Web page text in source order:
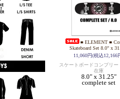
■ ELEMENT ■
Skateboard Set 8.0" x
11,060円(税込12,166
スケートボードコンプリー
在庫
8.0" x 31.25"
complete set